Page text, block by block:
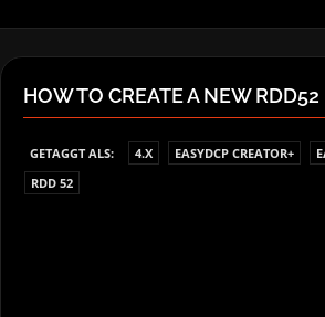
HOW TO CREATE A NEW RDD52
GETAGGT ALS: 4.X EASYDCP CREATOR+
RDD 52